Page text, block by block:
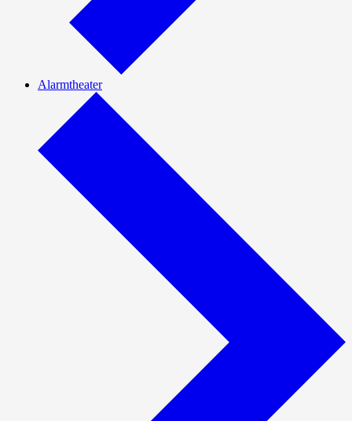
Alarmtheater